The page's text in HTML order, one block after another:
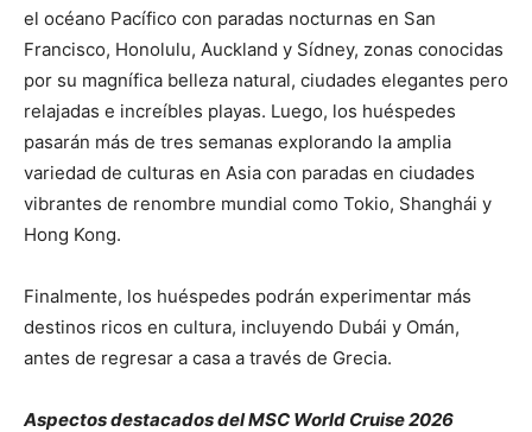
el océano Pacífico con paradas nocturnas en San
Francisco, Honolulu, Auckland y Sídney, zonas conocidas
por su magnífica belleza natural, ciudades elegantes pero
relajadas e increíbles playas. Luego, los huéspedes
pasarán más de tres semanas explorando la amplia
variedad de culturas en Asia con paradas en ciudades
vibrantes de renombre mundial como Tokio, Shanghái y
Hong Kong.
Finalmente, los huéspedes podrán experimentar más
destinos ricos en cultura, incluyendo Dubái y Omán,
antes de regresar a casa a través de Grecia.
Aspectos destacados del MSC World Cruise 2026